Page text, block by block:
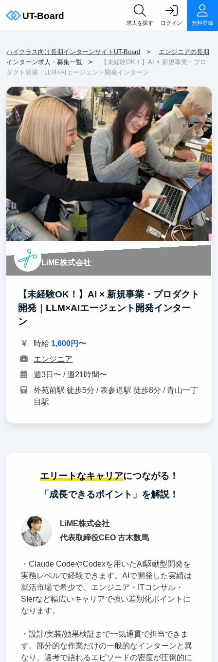
求人を探す ログイン 無料登録
ハイクラス向け長期インターンサイトUT-Board
エンジニアの長期
インターン求人・募集一覧
【未経験OK！】AI × 新規事業・プロ
ダクト開発｜LLM×AIエージェント開発インターン
LiME株式会社
【未経験OK！】AI × 新規事業・プロダクト
開発｜LLM×AIエージェント開発インター
ン
時給 1,600円〜
エンジニア
週3日〜 / 週21時間〜
外苑前駅 徒歩5分 / 表参道駅 徒歩8分 / 青山一丁
目駅
エリートなキャリアにつながる！
「成長できるポイント」を解説！
LiME株式会社
代表取締役CEO 古木数馬
・Claude CodeやCodexを用いたAI駆動型開発を
実務レベルで経験できます。AIで開発した実績は
就活市場で希少で、エンジニア・ITコンサル・
SIerなど幅広いキャリアで強い差別化ポイントに
なります。
・設計/実装/効果検証まで一気通貫で担当できま
す。部分的な作業だけの一般的なインターンと異
なり、選考で語れるエピソードの密度が圧倒的に